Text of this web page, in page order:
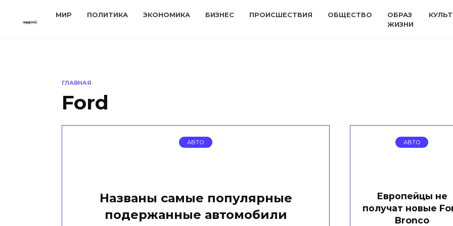
МИР ПОЛИТИКА ЭКОНОМИКА БИЗНЕС ПРОИСШЕСТВИЯ ОБЩЕСТВО
ОБРАЗ
ЖИЗНИ
ГЛАВНАЯ
Ford
АВТО
Названы самые популярные
подержанные автомобили
АВТО
Европейцы не
получат новые
Bronco